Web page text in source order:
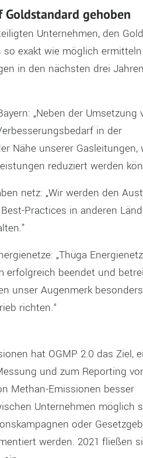
gehoben
Unternehmen, den
so exakt wiemöglich ermitteln
n in den nächsten drei Jahren
: „Neben der Umsetzung
in der
Nähe unserer Gasleitungen,
reduziert werden
netz: „Wir werden den
Practices in anderen
.”
: „Thüga E
erfolgreich beendet und
unserAugenmerk
richten.“
hat OGMP 2.0 das Ziel,
und zum Reporting
Methan-Emissionen besser
Unternehmen möglich
oder
werden. 2021 fließen